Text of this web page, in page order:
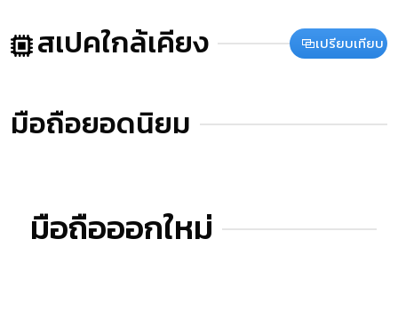
สเปคใกล้เคียง เปรียบเทียบ
มือถือยอดนิยม
มือถือออกใหม่